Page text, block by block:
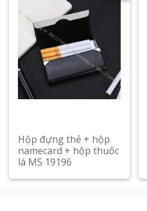
Hộp đựng thẻ + hộp
namecard + hộp thuốc
lá MS 19196
Xem chi tiết